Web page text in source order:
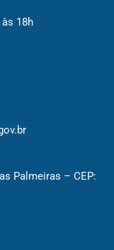
18h
Palmeiras – CEP: